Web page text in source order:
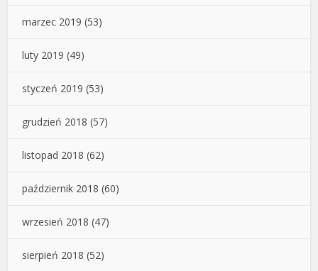
marzec 2019 (53)
luty 2019 (49)
styczeń 2019 (53)
grudzień 2018 (57)
listopad 2018 (62)
październik 2018 (60)
wrzesień 2018 (47)
sierpień 2018 (52)